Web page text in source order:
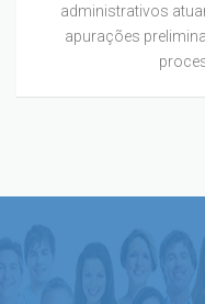
administrativos
apurações